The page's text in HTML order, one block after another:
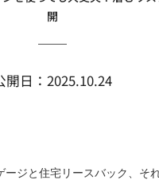
開
開日：2025.10.24
ージと住宅リースバック、そ